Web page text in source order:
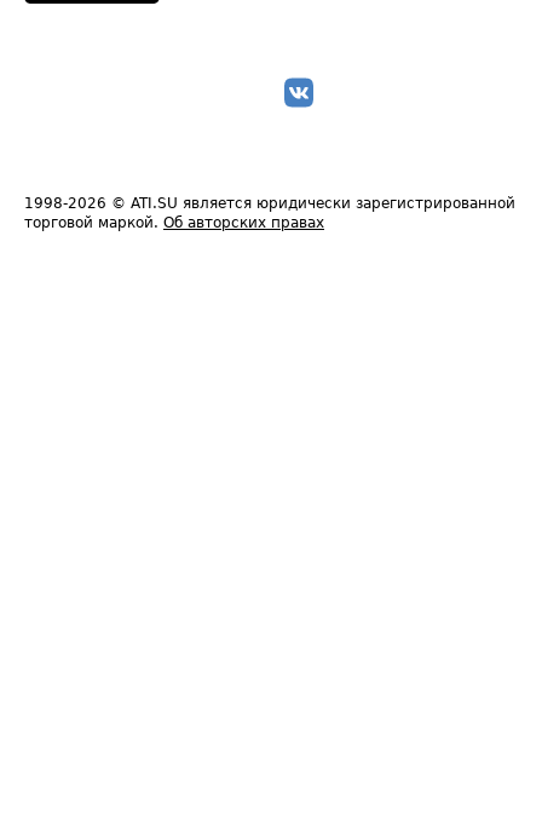
1998-2026 © ATI.SU является юридически зарегистрированной
торговой маркой. Об авторских правах